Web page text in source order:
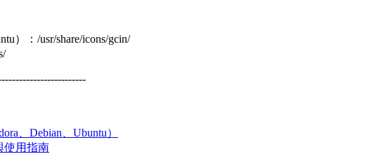
）：/usr/share/icons/gcin/
、Debian、Ubuntu）
使用指南